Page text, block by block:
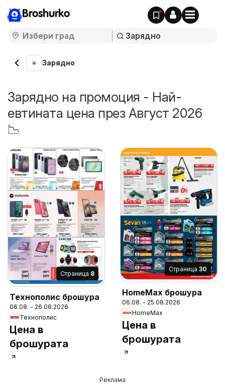
Broshurko
Зарядно
Зарядно на промоция - Най-
евтината цена през Август 2026
📉
Cтраница 8
Технополис брошура
06.08. - 26.08.2026
Технополис
Цена в
брошурата
Cтраница 30
HomeMax брошура
06.08. - 25.08.2026
HomeMax
Цена в
брошурата
Реклама